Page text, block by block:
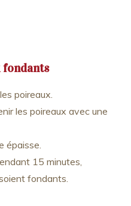
poireaux.
les poireaux avec une
épaisse.
15 minutes,
fondants.